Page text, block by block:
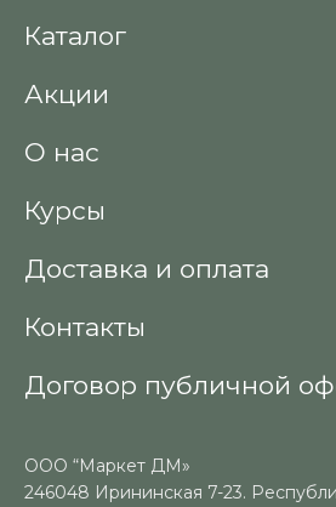
Каталог
Акции
О нас
Курсы
Доставка и оплата
Контакты
Договор публичной
ООО “Маркет ДМ»
246048 Ирининская 7-23.